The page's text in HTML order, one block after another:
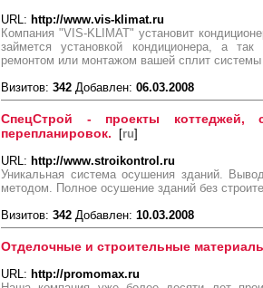
URL: http://www.vis-klimat.ru
Компания "VIS-KLIMAT" установит
займется установкой кондиционера, а
ремонтом или монтажом вашей сплит системы
Визитов: 342 Добавлен: 06.03.2008
СпецСтрой - проекты коттеджей,
перепланировок. [ru]
URL: http://www.stroikontrol.ru
Уникальная система осушения зданий.
методом. Полное осушение зданий без
Визитов: 342 Добавлен: 10.03.2008
Отделочные и строительные
URL: http://promomax.ru